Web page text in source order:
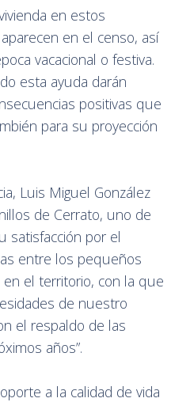
en estos
en el censo, así
vacacional o festiva.
esta ayuda darán
positivas que
para su proyección
Luis Miguel González
de Cerrato, uno de
satisfacción por el
entre los pequeños
en el territorio, con la que
de nuestro
el respaldo de las
años”.
a la calidad de vida